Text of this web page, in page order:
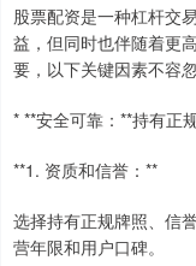
股票配资是一种杠杆交
益，但同时也伴随着更
要，以下关键因素不容
* **安全可靠：**持有正
**1. 资质和信誉：**
选择持有正规牌照、信
营年限和用户口碑。